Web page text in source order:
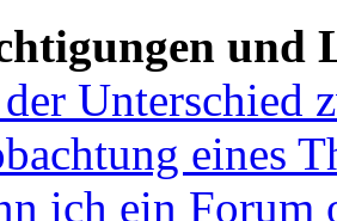
und
Unterschied
eines
ich ein Forum